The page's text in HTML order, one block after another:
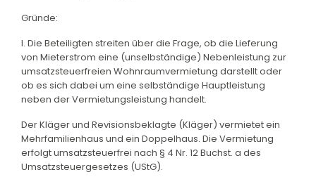
Gründe:
I. Die Beteiligten streiten über die Frage, ob die Lieferung
von Mieterstrom eine (unselbständige) Nebenleistung zur
umsatzsteuerfreien Wohnraumvermietung darstellt oder
ob es sich dabei um eine selbständige Hauptleistung
neben der Vermietungsleistung handelt.
Der Kläger und Revisionsbeklagte (Kläger) vermietet ein
Mehrfamilienhaus und ein Doppelhaus. Die Vermietung
erfolgt umsatzsteuerfrei nach § 4 Nr. 12 Buchst. a des
Umsatzsteuergesetzes (UStG).